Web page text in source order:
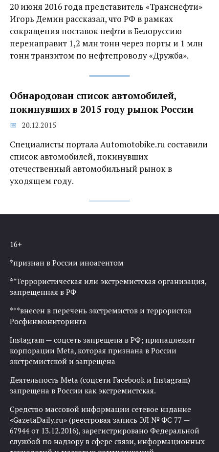
20 июня 2016 года представитель «Транснефти»
Игорь Демин рассказал, что РФ в рамках
сокращения поставок нефти в Белоруссию
перенаправит 1,2 млн тонн через порты и 1 млн
тонн транзитом по нефтепроводу «Дружба».
Обнародован список автомобилей,
покинувших в 2015 году рынок России
20.12.2015
Специалисты портала Automotobike.ru составили
список автомобилей, покинувших
отечественный автомобильный рынок в
уходящем году.
16+
*признан в России иноагентом
**Террористическая или экстремистская организация,
запрещенная в РФ
***внесен в перечень экстремистов и террористов
Росфинмониторинга
Instagram — соцсеть запрещена в РФ; принадлежит
корпорации Meta, которая признана в России
экстремистской и запрещена
Деятельность Meta (соцсети Facebook и Instagram)
запрещена в России как экстремистская.
Средство массовой информации сетевое издание
«GazetaDaily.ru» (реестровая запись ЭЛ № ФС 77 —
67944 от 13.12.2016), зарегистрировано Федеральной
службой по надзору в сфере связи, информационных